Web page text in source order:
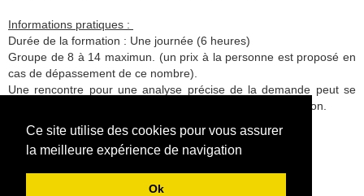
Ce site utilise des cookies pour vous assurer
la meilleure expérience de navigation
Ok
Informations pratiques :
Durée de la formation : Une journée (6 heures)
Groupe de 8 à 14 maximun. (un prix à la personne est proposé en
cas de dépassement de ce nombre).
Une rencontre pour une analyse précise de la demande peut se
faire quelques semaines avant la date prévue de la formation.